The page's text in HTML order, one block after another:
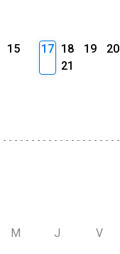
15
17 18 19
20
21
M J V